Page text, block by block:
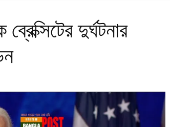
দুর্ঘটনার